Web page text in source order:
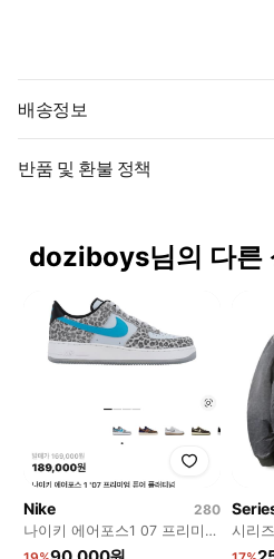
배송정보
반품 및 환불 정책
doziboys님의 다른
Nike
280
나이키 에어포스1 07 프리미엄
퓨어 플래티넘
시리